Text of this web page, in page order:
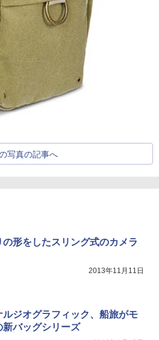
写真の記事へ
の形をしたスリング式のカメラ
2013年11月11日
ルジオグラフィック、船旅がモ
新バッグシリーズ